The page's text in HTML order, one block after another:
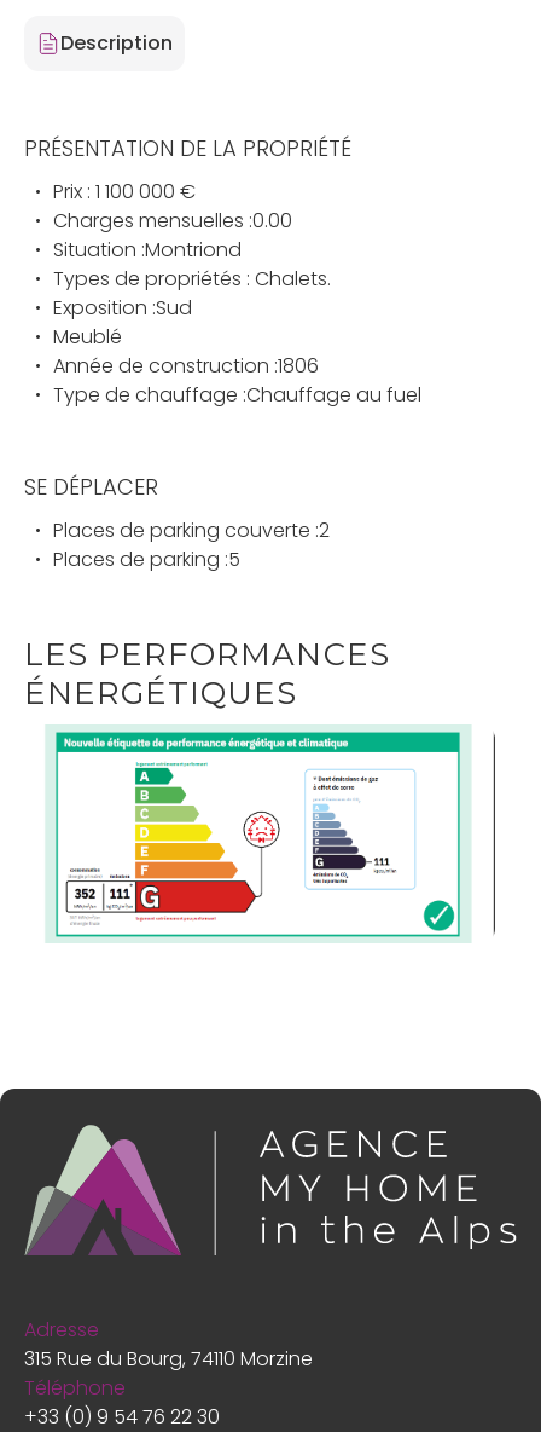
Description
PRÉSENTATION DE LA PROPRIÉTÉ
Prix : 1 100 000 €
Charges mensuelles :0.00
Situation :Montriond
Types de propriétés : Chalets.
Exposition :Sud
Meublé
Année de construction :1806
Type de chauffage :Chauffage au fuel
SE DÉPLACER
Places de parking couverte :2
Places de parking :5
LES PERFORMANCES
ÉNERGÉTIQUES
Adresse
315 Rue du Bourg, 74110 Morzine
Téléphone
+33 (0) 9 54 76 22 30